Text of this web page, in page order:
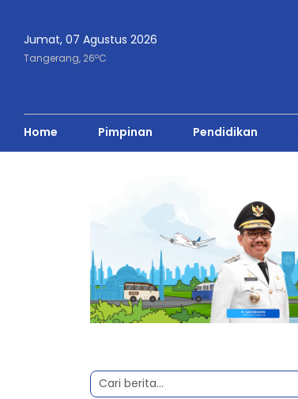
Jumat, 07 Agustus 2026
Tangerang, 26oC
Home Pimpinan Pendidikan